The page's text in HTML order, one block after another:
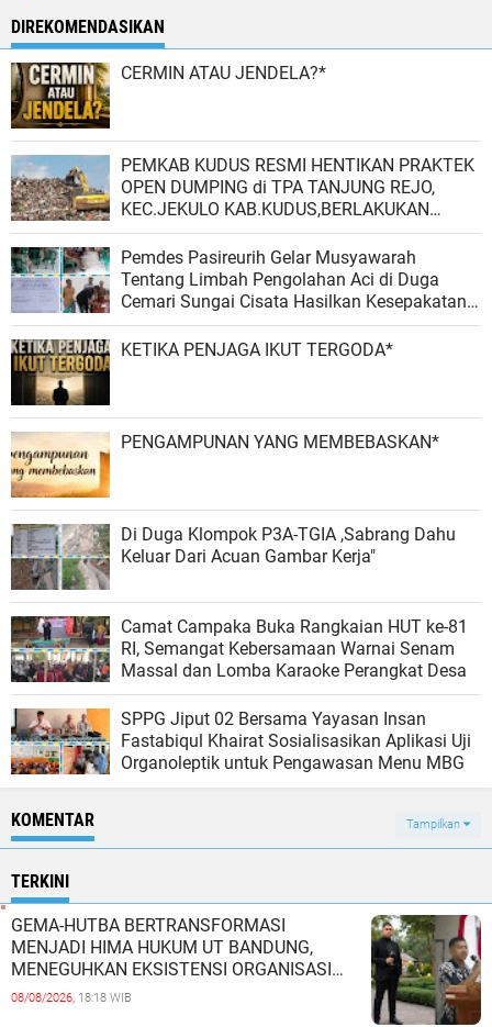
DIREKOMENDASIKAN
CERMIN ATAU JENDELA?*
PEMKAB KUDUS RESMI HENTIKAN PRAKTEK
OPEN DUMPING di TPA TANJUNG REJO,
KEC.JEKULO KAB.KUDUS,BERLAKUKAN
SISTEM PENGELOLAAN SAMPAH BARU
Pemdes Pasireurih Gelar Musyawarah
Tentang Limbah Pengolahan Aci di Duga
Cemari Sungai Cisata Hasilkan Kesepakatan
Tutup Sementara
KETIKA PENJAGA IKUT TERGODA*
PENGAMPUNAN YANG MEMBEBASKAN*
Di Duga Klompok P3A-TGIA ,Sabrang Dahu
Keluar Dari Acuan Gambar Kerja"
Camat Campaka Buka Rangkaian HUT ke-81
RI, Semangat Kebersamaan Warnai Senam
Massal dan Lomba Karaoke Perangkat Desa
SPPG Jiput 02 Bersama Yayasan Insan
Fastabiqul Khairat Sosialisasikan Aplikasi Uji
Organoleptik untuk Pengawasan Menu MBG
KOMENTAR Tampilkan
TERKINI
GEMA-HUTBA BERTRANSFORMASI
MENJADI HIMA HUKUM UT BANDUNG,
MENEGUHKAN EKSISTENSI ORGANISASI
MAHASISWA HUKUM UNIVERSITAS
08/08/2026, 18:18 WIB